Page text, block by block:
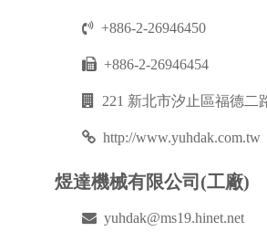
+886-2-26946450
+886-2-26946454
221 新北市汐止區福德二
http://www.yuhdak.com.tw
煜達機械有限公司(工廠)
yuhdak@ms19.hinet.net